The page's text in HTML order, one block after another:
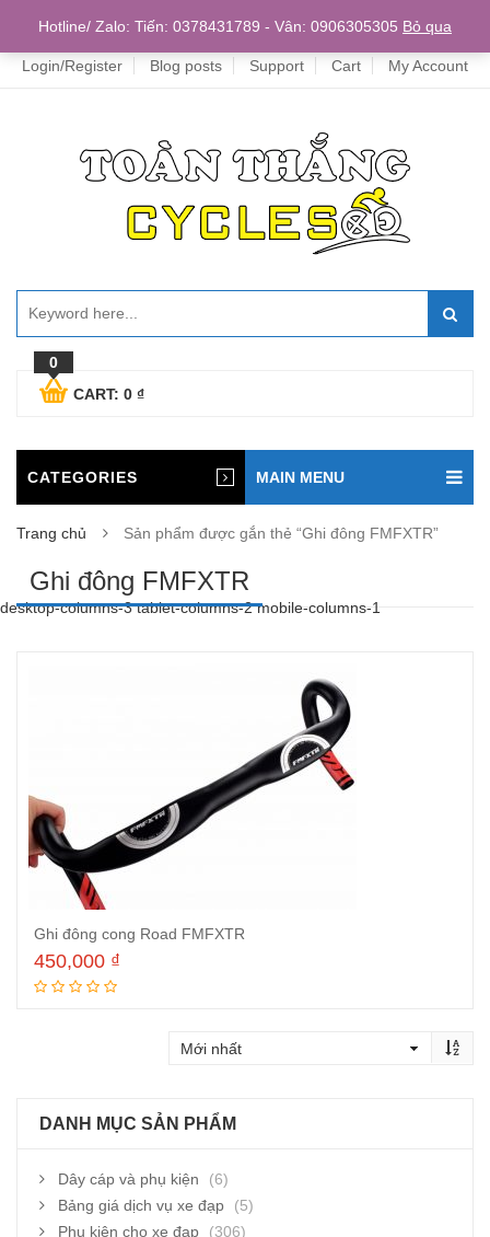
Home
Login/Register Blog posts Support Cart My Account
0
CART: 0 ₫
CATEGORIES MAIN MENU
Trang chủ Sản phẩm được gắn thẻ “Ghi đông FMFXTR”
Ghi đông FMFXTR
desktop-columns-3 tablet-columns-2 mobile-columns-1
Ghi đông cong Road FMFXTR
450,000 ₫
DANH MỤC SẢN PHẨM
Dây cáp và phụ kiện
(6)
Bảng giá dịch vụ xe đạp
(5)
Phụ kiện cho xe đạp
(306)
Hotline/ Zalo: Tiến: 0378431789 - Vân: 0906305305 Bỏ qua